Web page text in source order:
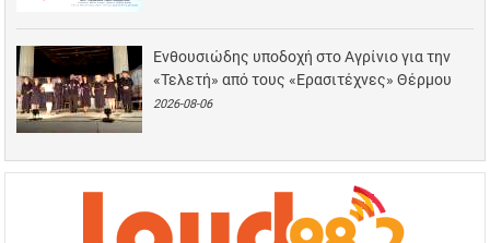
Ενθουσιώδης υποδοχή στο Αγρίνιο για την
«Τελετή» από τους «Ερασιτέχνες» Θέρμου
2026-08-06